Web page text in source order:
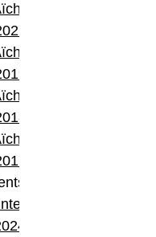
des
-30th
des
des
des